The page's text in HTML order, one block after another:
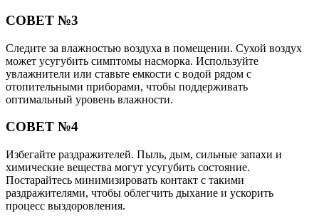
СОВЕТ №3
Следите за влажностью воздуха в помещении. Сухой воздух
может усугубить симптомы насморка. Используйте
увлажнители или ставьте емкости с водой рядом с
отопительными приборами, чтобы поддерживать
оптимальный уровень влажности.
СОВЕТ №4
Избегайте раздражителей. Пыль, дым, сильные запахи и
химические вещества могут усугубить состояние.
Постарайтесь минимизировать контакт с такими
раздражителями, чтобы облегчить дыхание и ускорить
процесс выздоровления.